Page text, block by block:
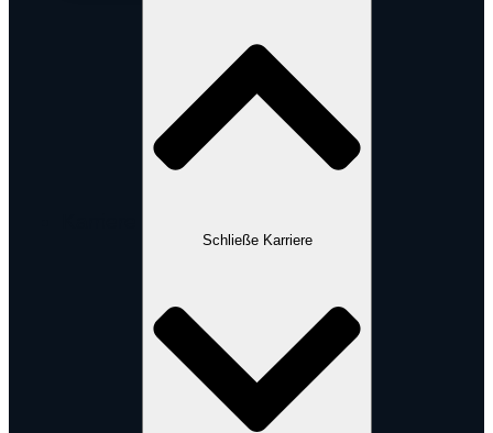
Schließe Karriere